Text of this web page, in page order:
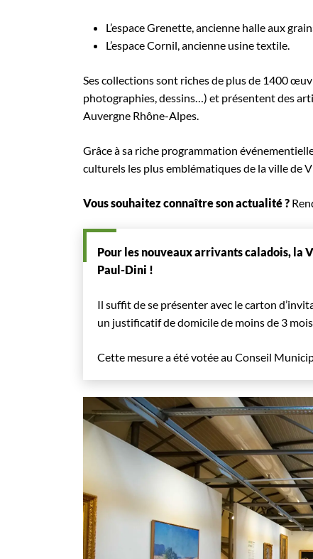
L’espace Grenette, ancienne halle aux
L’espace Cornil, ancienne usine textile.
Ses collections sont riches de plus de 1400
photographies, dessins…) et présentent des
Auvergne Rhône-Alpes.
Grâce à sa riche programmation
culturels les plus emblématiques de la ville de
Vous souhaitez connaître son actualité ?
Pour les nouveaux arrivants caladois, la
Paul-Dini !
Il suffit de se présenter avec le carton
un justificatif de domicile de moins de 3 mois
Cette mesure a été votée au Conseil